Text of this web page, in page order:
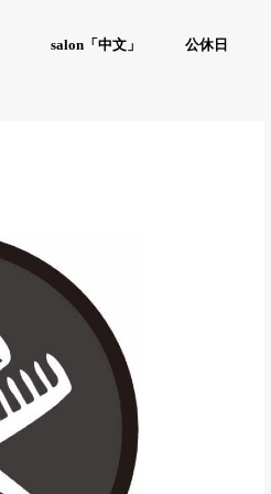
salon「中文」 公休日